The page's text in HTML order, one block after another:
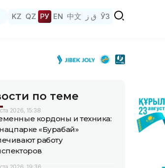
KZ QZ РУ EN 中文 ق ز ЎЗ
по теме
2026, 15:38
кордоны и техника:
«Бурабай»
работу